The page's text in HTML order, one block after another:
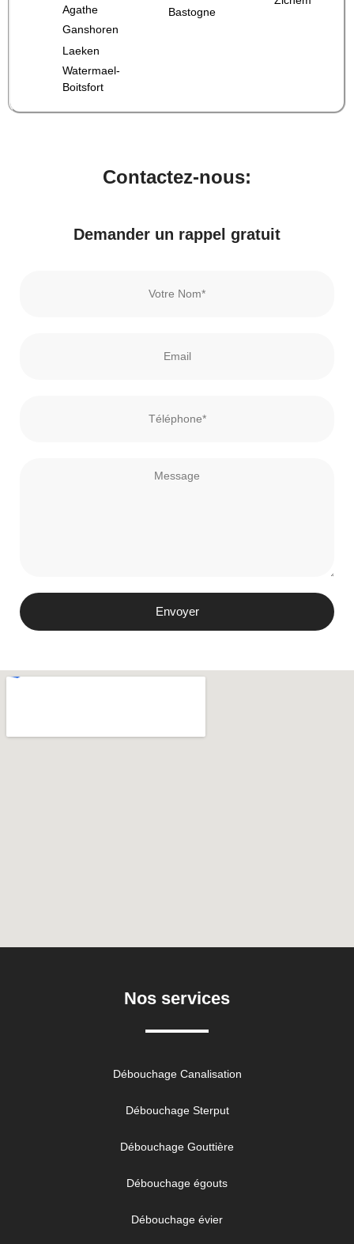
Agathe
Ganshoren
Laeken
Watermael-
Boitsfort
Bastogne
Contactez-nous:
Demander un rappel gratuit
Envoyer
Nos services
Débouchage Canalisation
Débouchage Sterput
Débouchage Gouttière
Débouchage égouts
Débouchage évier